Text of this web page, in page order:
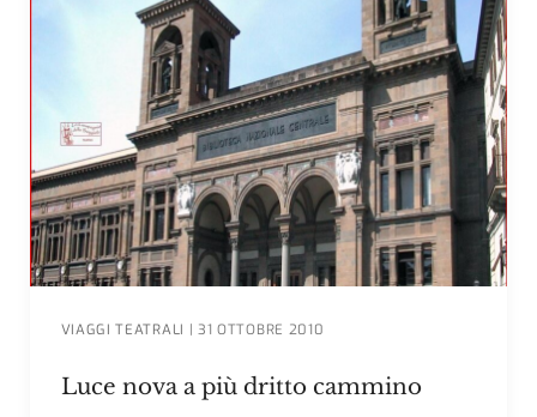
VIAGGI TEATRALI | 31 OTTOBRE 2010
Luce nova a più dritto cammino